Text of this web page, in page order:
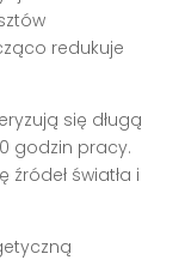
redukuje
się długą
godzin pracy.
światła i